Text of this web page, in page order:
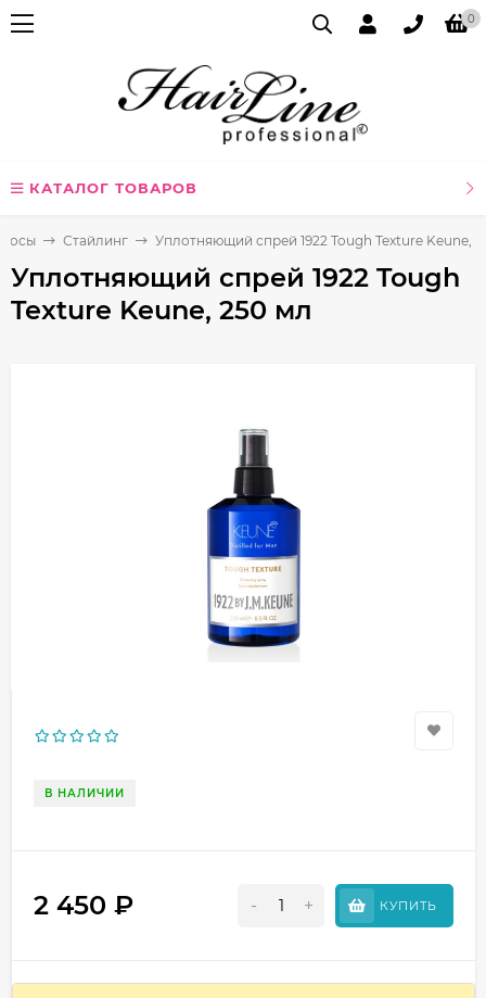
0
КАТАЛОГ ТОВАРОВ
Стайлинг Уплотняющий спрей 1922 Tough Texture Keune,
Уплотняющий спрей 1922 Tough
Texture Keune, 250 мл
В НАЛИЧИИ
2 450 ₽ - + КУПИТЬ